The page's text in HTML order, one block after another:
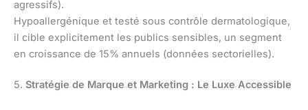
agressifs).
Hypoallergénique et testé sous contrôle dermatologique,
il cible explicitement les publics sensibles, un segment
en croissance de 15% annuels (données sectorielles).
5. Stratégie de Marque et Marketing : Le Luxe Accessible